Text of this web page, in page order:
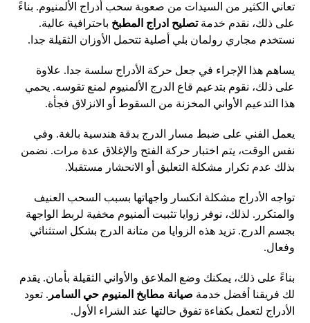
تعاني الكثير من السيدات من صعوبة سحب أدراج الألمنيوم. بناءً
على ذلك، نقدم خدمةتصليح ادراج المطبخ باحترافية عالية.
نستخدم مجاري رولمان بلي أصلية تتحمل الأوزان الثقيلة جدا.
يساهم هذا الإجراء في جعل حركة الأدراج سلسة جدا. علاوة
على ذلك، نقوم بتدعيم قاع الدرج الألمنيوم لمنع تقوسه. يحمي
هذا التدعيم الأواني المخزنة من السقوط أو الانزلاق فجأة.
يعمل الفني على ضبط مسار الدرج بدقة هندسية بالغة. وفي
نفس الوقت، يتم اختبار حركة الفتح والإغلاق عدة مرات. نضمن
بذلك عدم تكرار مشكلة التعليق أو الانحشار مستقبلا.
تواجه الأدراج مشكلة انكسار واجهاتها بسبب السحب العنيف
والمتكرر. لذلك، نوفر زوايا تثبيت ألمنيوم مخفية لربط الواجهة
بجسم الدرج. تزيد هذه الزوايا من متانة الدرج بشكل استثنائي
وفعال.
بناءً على ذلك، يمكنك وضع الملاعق والأواني الثقيلة بأمان. يقدم
لك فريقنا أفضل خدمة صيانة مطابخ المنيوم حي السامر . تعود
الأدراج لتعمل بكفاءة تفوق حالتها عند الشراء الأول.